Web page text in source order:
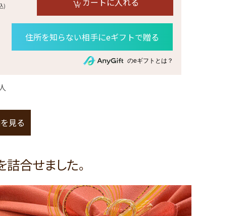
)
住所を知らない相手にeギフトで贈る
のeギフトとは？
見る
合せました。